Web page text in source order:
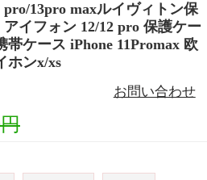
13pro maxルイヴィトン保
イフォン 12/12 pro 保護ケー
ケース iPhone 11Promax 欧
ホンx/xs
お問い合わせ